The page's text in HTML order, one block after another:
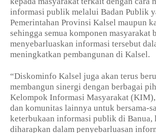
informasi publik melalui Badan Publik
Pemerintahan Provinsi Kalsel maupun
sehingga semua komponen masyarakat
menyebarluaskan informasi tersebut
meningkatkan pembangunan di Kalsel.
“Diskominfo Kalsel juga akan terus
membangun sinergi dengan berbagai
Kelompok Informasi Masyarakat (KIM),
dan komunitas lainnya untuk bersama-
keterbukaan informasi publik di Banua,
diharapkan dalam penyebarluasan